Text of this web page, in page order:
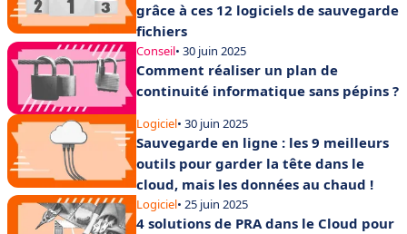
grâce à ces 12 logiciels de sauvegarde
fichiers
Conseil• 30 juin 2025
Comment réaliser un plan de
continuité informatique sans pépins ?
Logiciel• 30 juin 2025
Sauvegarde en ligne : les 9 meilleurs
outils pour garder la tête dans le
cloud, mais les données au chaud !
Logiciel• 25 juin 2025
4 solutions de PRA dans le Cloud pour